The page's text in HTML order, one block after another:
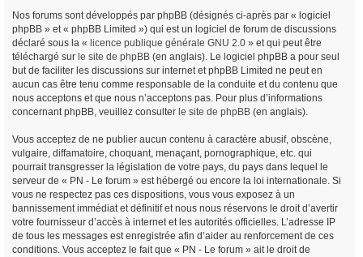
Nos forums sont développés par phpBB (désignés ci-après par « logiciel
phpBB » et « phpBB Limited ») qui est un logiciel de forum de discussions
déclaré sous la « licence publique générale GNU 2.0 » et qui peut être
téléchargé sur le site de phpBB (en anglais). Le logiciel phpBB a pour seul
but de faciliter les discussions sur internet et phpBB Limited ne peut en
aucun cas être tenu comme responsable de la conduite et du contenu que
nous acceptons et que nous n’acceptons pas. Pour plus d’informations
concernant phpBB, veuillez consulter le site de phpBB (en anglais).
Vous acceptez de ne publier aucun contenu à caractère abusif, obscène,
vulgaire, diffamatoire, choquant, menaçant, pornographique, etc. qui
pourrait transgresser la législation de votre pays, du pays dans lequel le
serveur de « PN - Le forum » est hébergé ou encore la loi internationale. Si
vous ne respectez pas ces dispositions, vous vous exposez à un
bannissement immédiat et définitif et nous nous réservons le droit d’avertir
votre fournisseur d’accès à internet et les autorités officielles. L’adresse IP
de tous les messages est enregistrée afin d’aider au renforcement de ces
conditions. Vous acceptez le fait que « PN - Le forum » ait le droit de